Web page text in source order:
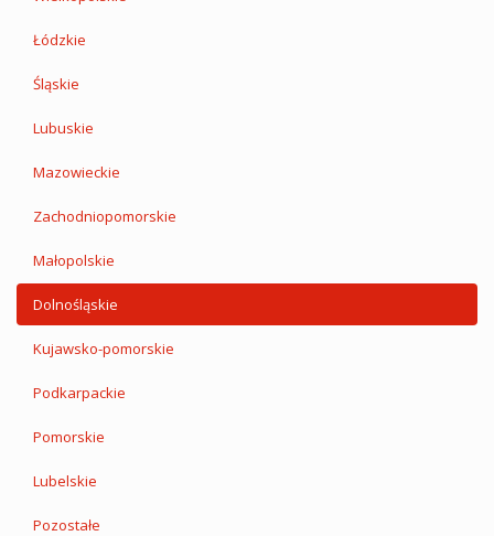
Łódzkie
Śląskie
Lubuskie
Mazowieckie
Zachodniopomorskie
Małopolskie
Dolnośląskie
Kujawsko-pomorskie
Podkarpackie
Pomorskie
Lubelskie
Pozostałe